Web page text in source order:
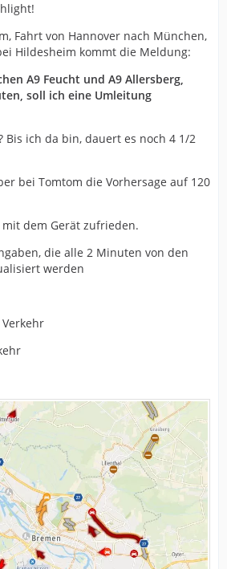
Fahrt von Hannover nach München,
Hildesheim kommt die Meldung:
A9 Feucht und A9 Allersberg,
soll ich eine Umleitung
Bis ich da bin, dauert es noch 4 1/2
bei Tomtom die Vorhersage auf 120
dem Gerät zufrieden.
die alle 2 Minuten von den
werden
Verkehr